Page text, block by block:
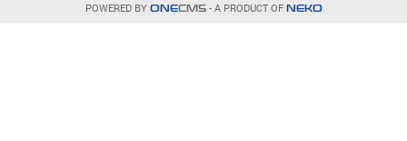
POWERED BY ONECMS- A PRODUCT OF NEKO